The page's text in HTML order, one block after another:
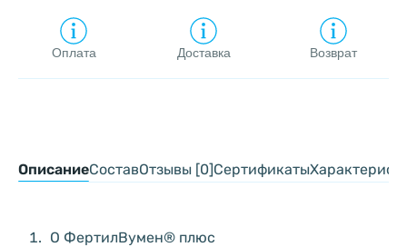
Оплата Доставка Возврат
ОписаниеСоставОтзывы [0]Сертификаты
О ФертилВумен® плюс